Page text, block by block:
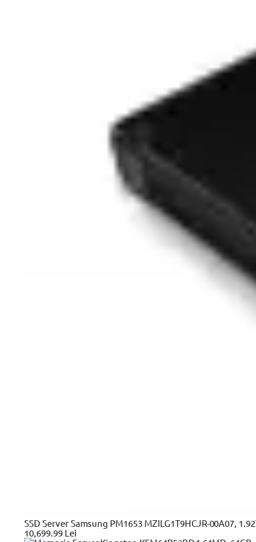
SSD Server Samsung PM1653 MZILG1T9HCJR-00A07,
10,699.99 Lei
Copyright © 2026 Evolution Systems SRL. Centrul Logistic